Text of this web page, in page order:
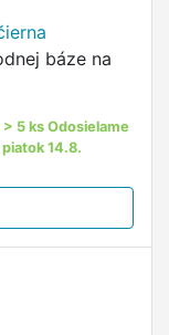
báze na
> 5 ks Odosielame
14.8.